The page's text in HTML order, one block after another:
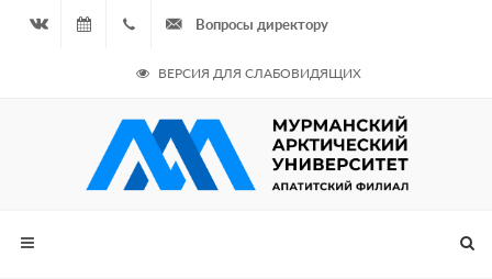
06.08.2026
- Чётная
неделя
964
687
Вопросы директору
ВЕРСИЯ ДЛЯ СЛАБОВИДЯЩИХ